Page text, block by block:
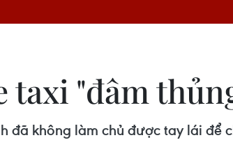
taxi "đâm
đã không làm chủ được tay lái để